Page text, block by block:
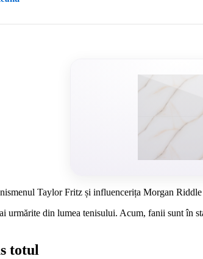
Taylor Fritz și influencerița Morgan
urmărite din lumea tenisului. Acum, fanii sunt în
totul